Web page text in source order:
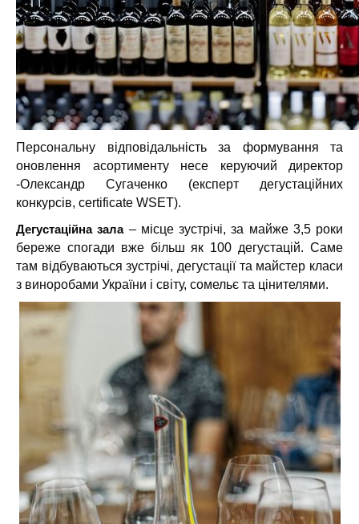
Персональну відповідальність за формування та
оновлення асортименту несе керуючий директор
-Олександр Сугаченко (експерт дегустаційних
конкурсів, certificate WSET).
Дегустаційна зала– місце зустрічі, за майже 3,5 роки
береже спогади вже більш як 100 дегустацій. Саме
там відбуваються зустрічі, дегустації та майстер класи
з виноробами України і світу, сомельє та цінителями.